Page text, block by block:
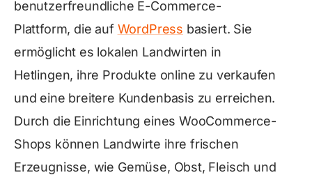
benutzerfreundliche E-Commerce-
Plattform, die auf WordPress basiert. Sie
ermöglicht es lokalen Landwirten in
Hetlingen, ihre Produkte online zu verkaufen
und eine breitere Kundenbasis zu erreichen.
Durch die Einrichtung eines WooCommerce-
Shops können Landwirte ihre frischen
Erzeugnisse, wie Gemüse, Obst, Fleisch und